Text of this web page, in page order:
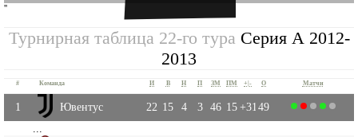
''
Турнирная таблица 22-го тура Серия А 2012-
2013
# Команда И В Н П ЗМ ПМ +|- О Матчи
1 Ювентус 22 15 4 3 46 15+3149